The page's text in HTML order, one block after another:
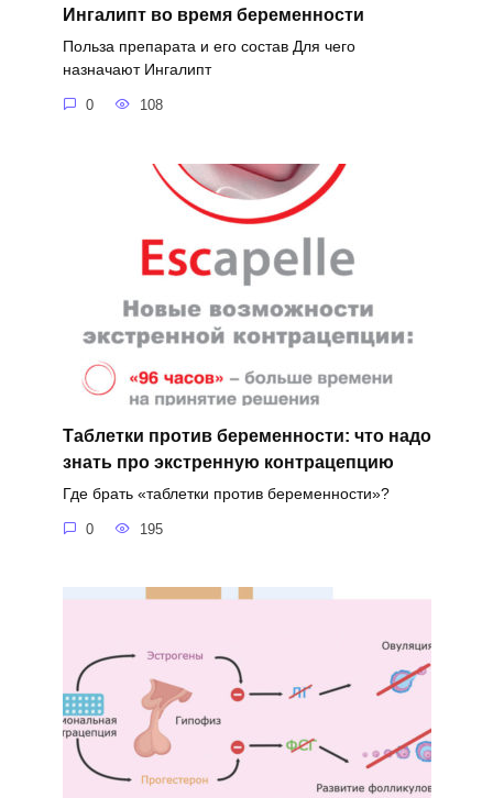
Ингалипт во время беременности
Польза препарата и его состав Для чего
назначают Ингалипт
0 108
Таблетки против беременности: что надо
знать про экстренную контрацепцию
Где брать «таблетки против беременности»?
0 195